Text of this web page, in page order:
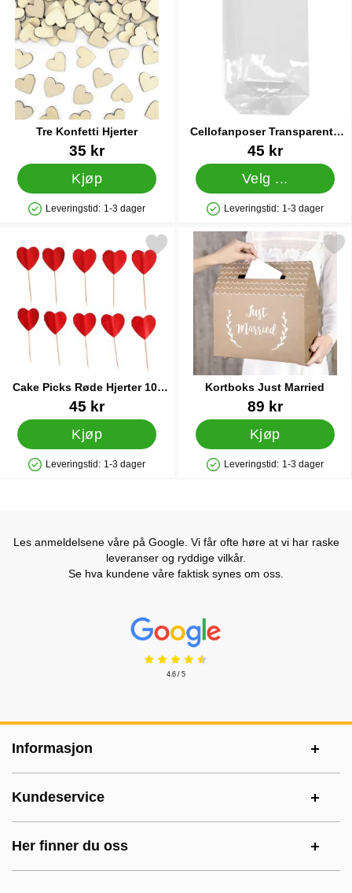
Tre Konfetti Hjerter
Varenummer 20449
35 kr
Kjøp
Produkttilgjengelighet: På lager
Leveringstid: 1-3 dager
Cellofanposer Transparente
Store
Varenummer 11444
45 kr
Velg ...
Produkttilgjengelighet: På lager
Leveringstid: 1-3 dager
Cake Picks Røde Hjerter 10-
pakning
Varenummer 90275
45 kr
Kjøp
Produkttilgjengelighet: På lager
Leveringstid: 1-3 dager
Merk cake Picks Røde Hjerter 10-pakning som favoritt
Kortboks Just Married
Varenummer 28753
89 kr
Kjøp
Produkttilgjengelighet: På lager
Leveringstid: 1-3 dager
Merk kortboks Just
Les anmeldelsene våre på Google. Vi får ofte høre at vi har raske
leveranser og ryddige vilkår.
Se hva kundene våre faktisk synes om oss.
Prisjakt Vurdering: 4.6 Stjerne
4.6 / 5
Informasjon
Kundeservice
Her finner du oss